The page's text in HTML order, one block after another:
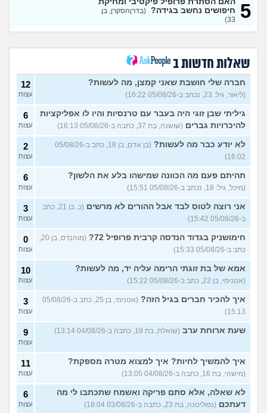
לפני הזמן?
(אנונימית, בת 21)
הבילויים, זה מוריד לכם?
(לחם ושעשועים, בן 36)
13
כשרבתי עם בת הזוג שלי,
דחפתי אותה מתוך כעס. איך
להתמודד?
(אלכס, שם בדוי, בן
40)
13
עצות
איך להסביר לה שאני רוצה
להיפרד?
(עידן, בן 27)
20
עצות
בעיות ביני לבית הזוג, מה
לעשות?
6
עצות
לא משלמת בדייטים
(אלי, בן
29)
9
עצות
יוצאת איתו היום לדייט ראשון 3
עצות
בטיילת או מועדון?
(רואי, בן
26)
8
עצות
לוקח אותי לדייטים גרועים
האם להמשיך?
(נטע, בת 21)
17
עצות
עוד שאלות חדשות במדור
5
חיפושים נחשב בגידה? (בדרןהסקרן, בן
33)
שאלות חדשות ב
חברה שלי חושבת שאני קמצן, מה לעשות?
(ליאור, גיל: 23, נכתב ב-05/08/26 16:22)
12
עצות
גיליתי שבן זוגי היה בעבר עם טרנסיות והיו לו אפליקציות
להיכרויות גברים (שושנה, בת 37, כתבה ב-05/08/26 16:13)
6
עצות
לא יודע כבר מה לעשות?
(בן אדם, בן 18, כתב ב-05/08/26
16:02)
2
עצות
תהיתם פעם מה הכוונה שמישהו בלע את הלשון?
(מיכל, גיל: 18, נכתב ב-05/08/26 15:51)
6
עצות
אני רוצה לטוס לבד אבל ההורים לא מרשים
(כ, בן 21, כתב
ב-05/08/26 15:42)
3
עצות
חימושניק בגדוד הנדסה קרבית פרופיל 72?
(מוהנדס, בן 20,
כתב ב-05/08/26 15:33)
0
עצות
אמא של בת זוגתי הרימה עליה יד, מה לעשות?
(אנונימי, בן 22, כתב ב-05/08/26 15:22)
10
עצות
איך להכיר חברים בגיל הזה?
(אנונימי, בן 25, כתב ב-05/08/26
15:13)
3
עצות
שעת ארוחת ערב (שואלת, בת 19, כתבה ב-04/08/26 13:14) 9
עצות
איך להמשיך לחיות? איך למצוא מטרה מספקת?
(מישהי, בת 16, כתבה ב-04/08/26 13:05)
11
עצות
לא שאלה, אלא סתם פריקה ואשמח שתכתבו לי מה
דעתכם (נפוליטנה, בת 23, כתבה ב-03/08/26 18:04)
6
עצות